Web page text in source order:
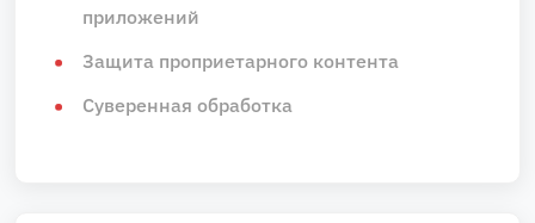
приложений
Защита проприетарного контента
Суверенная обработка